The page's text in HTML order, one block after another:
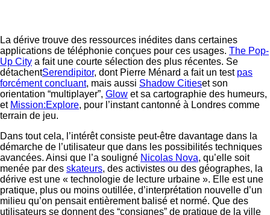
La dérive trouve des ressources inédites dans certaines
applications de téléphonie conçues pour ces usages. The Pop-
Up City a fait une courte sélection des plus récentes. Se
détachentSerendipitor, dont Pierre Ménard a fait un test pas
forcément concluant, mais aussi Shadow Citieset son
orientation “multiplayer”, Glow et sa cartographie des humeurs,
et Mission:Explore, pour l’instant cantonné à Londres comme
terrain de jeu.
Dans tout cela, l’intérêt consiste peut-être davantage dans la
démarche de l’utilisateur que dans les possibilités techniques
avancées. Ainsi que l’a souligné Nicolas Nova, qu’elle soit
menée par des skateurs, des activistes ou des géographes, la
dérive est une « technologie de lecture urbaine ». Elle est une
pratique, plus ou moins outillée, d’interprétation nouvelle d’un
milieu qu’on pensait entièrement balisé et normé. Que des
utilisateurs se donnent des “consignes” de pratique de la ville